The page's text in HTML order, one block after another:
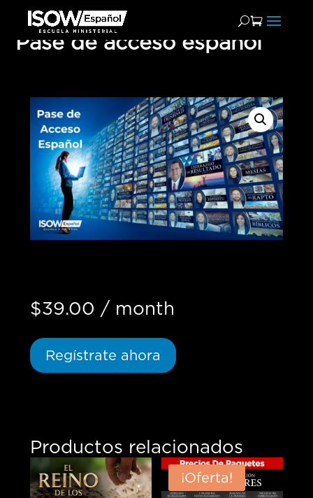
Pase de acceso español
$39.00 / month
Regístrate ahora
Productos relacionados
¡Oferta!